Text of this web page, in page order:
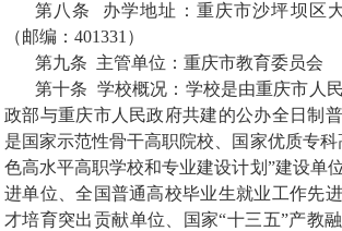
第八条
办学地址：重庆市沙坪坝区
（邮编： 401331 ）
第九条 主管单位：重庆市教育委员会
第十条 学校概况：学校是由重庆市人
政部与重庆市人民政府共建的公办全日制
是国家示范性骨干高职院校、国家优质专科
色高水平高职学校和专业建设计划 ”建设单
进单位、全国普通高校毕业生就业工作先
才培育突出贡献单位、国家“十三五”产教